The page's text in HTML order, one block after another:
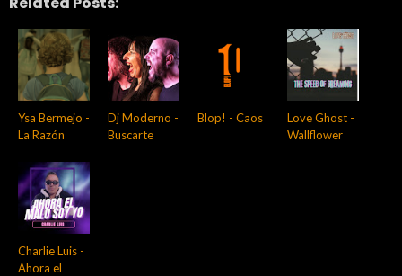
Ysa Bermejo -
La Razón
Dj Moderno -
Buscarte
Blop! - Caos
Love Ghost -
Wallflower
Charlie Luis -
Ahora el